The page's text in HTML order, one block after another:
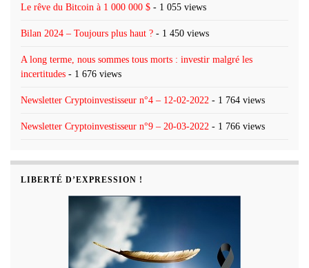
Le rêve du Bitcoin à 1 000 000 $ - 1 055 views
Bilan 2024 – Toujours plus haut ? - 1 450 views
A long terme, nous sommes tous morts : investir malgré les
incertitudes - 1 676 views
Newsletter Cryptoinvestisseur n°4 – 12-02-2022 - 1 764 views
Newsletter Cryptoinvestisseur n°9 – 20-03-2022 - 1 766 views
LIBERTÉ D’EXPRESSION !